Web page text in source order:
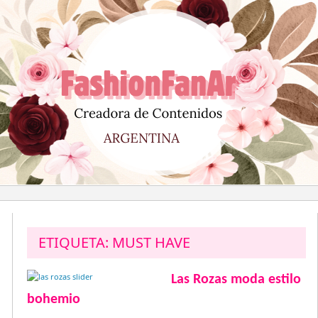
al
contenido
ETIQUETA: MUST HAVE
Las Rozas moda estilo
bohemio